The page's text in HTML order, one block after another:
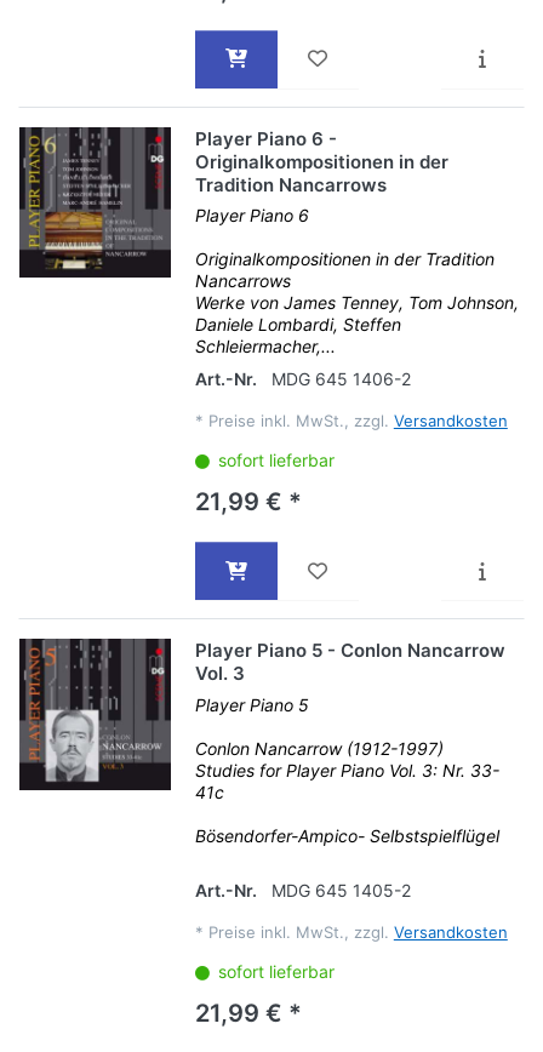
Player Piano 6 -
Originalkompositionen in der
Tradition Nancarrows
Player Piano 6
Originalkompositionen in der Tradition
Nancarrows
Werke von James Tenney, Tom Johnson,
Daniele Lombardi, Steffen
Schleiermacher,...
Art.-Nr.
MDG 645 1406-2
* Preise inkl. MwSt., zzgl. Versandkosten
sofort lieferbar
21,99 € *
Player Piano 5 - Conlon Nancarrow
Vol. 3
Player Piano 5
Conlon Nancarrow (1912-1997)
Studies for Player Piano Vol. 3: Nr. 33-
41c
Bösendorfer-Ampico- Selbstspielflügel
Art.-Nr. MDG 645 1405-2
* Preise inkl. MwSt., zzgl. Versandkosten
sofort lieferbar
21,99 € *